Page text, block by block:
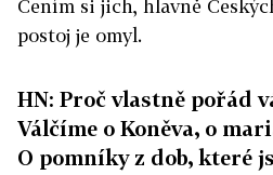
Cením si jich, hlavně
postoj je omyl.
HN: Proč vlastně pořád
Válčíme o Koněva, o
O pomníky z dob, které